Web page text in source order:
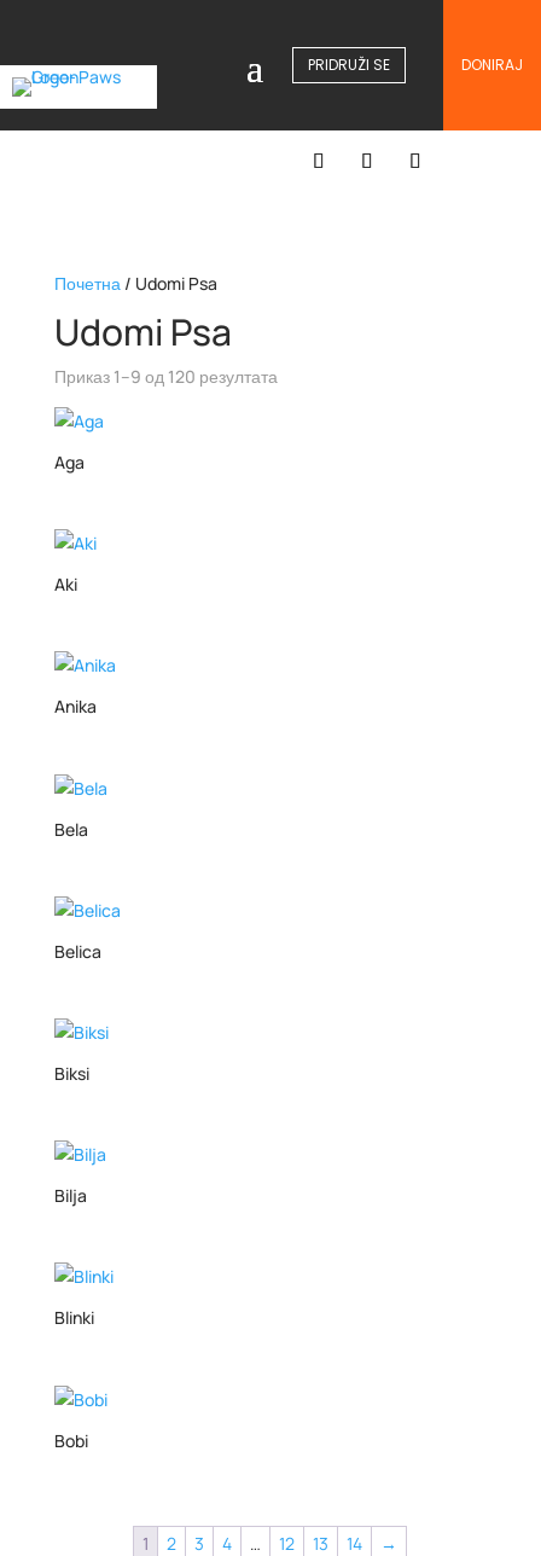
PRIDRUŽI SE DONIRAJ
Почетна/ Udomi Psa
Udomi Psa
Приказ 1–9 од 120 резултата
Aga
Aki
Anika
Bela
Belica
Biksi
Bilja
Blinki
Bobi
1 2 3 4 … 12 13 14 →